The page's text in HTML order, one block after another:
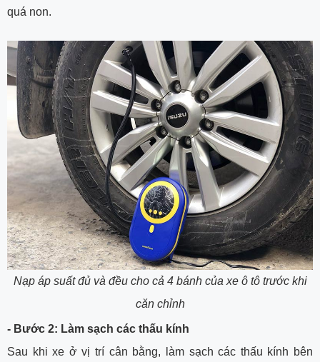
quá non.
Nạp áp suất đủ và đều cho cả 4 bánh của xe ô tô trước khi
căn chỉnh
- Bước 2: Làm sạch các thấu kính
Sau khi xe ở vị trí cân bằng, làm sạch các thấu kính bên